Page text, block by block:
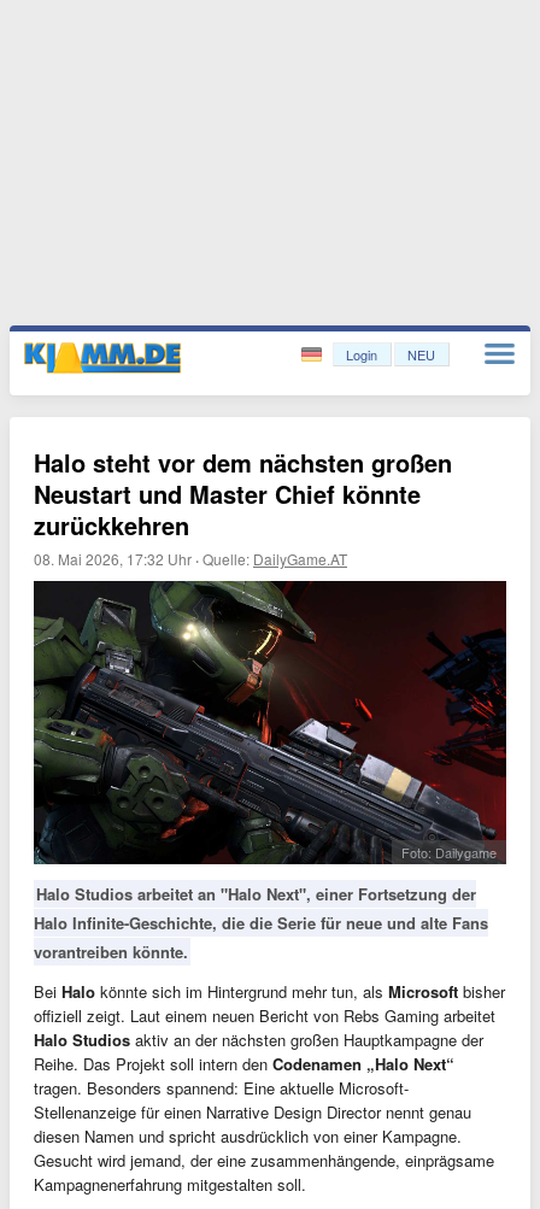
Login NEU
Halo steht vor dem nächsten großen
Neustart und Master Chief könnte
zurückkehren
08. Mai 2026, 17:32 Uhr ·Quelle: DailyGame.AT
Foto: Dailygame
Halo Studios arbeitet an "Halo Next", einer Fortsetzung der
Halo Infinite-Geschichte, die die Serie für neue und alte Fans
vorantreiben könnte.
Bei Halo könnte sich im Hintergrund mehr tun, als Microsoft bisher
offiziell zeigt. Laut einem neuen Bericht von Rebs Gaming arbeitet
Halo Studios aktiv an der nächsten großen Hauptkampagne der
Reihe. Das Projekt soll intern den Codenamen „Halo Next“
tragen. Besonders spannend: Eine aktuelle Microsoft-
Stellenanzeige für einen Narrative Design Director nennt genau
diesen Namen und spricht ausdrücklich von einer Kampagne.
Gesucht wird jemand, der eine zusammenhängende, einprägsame
Kampagnenerfahrung mitgestalten soll.